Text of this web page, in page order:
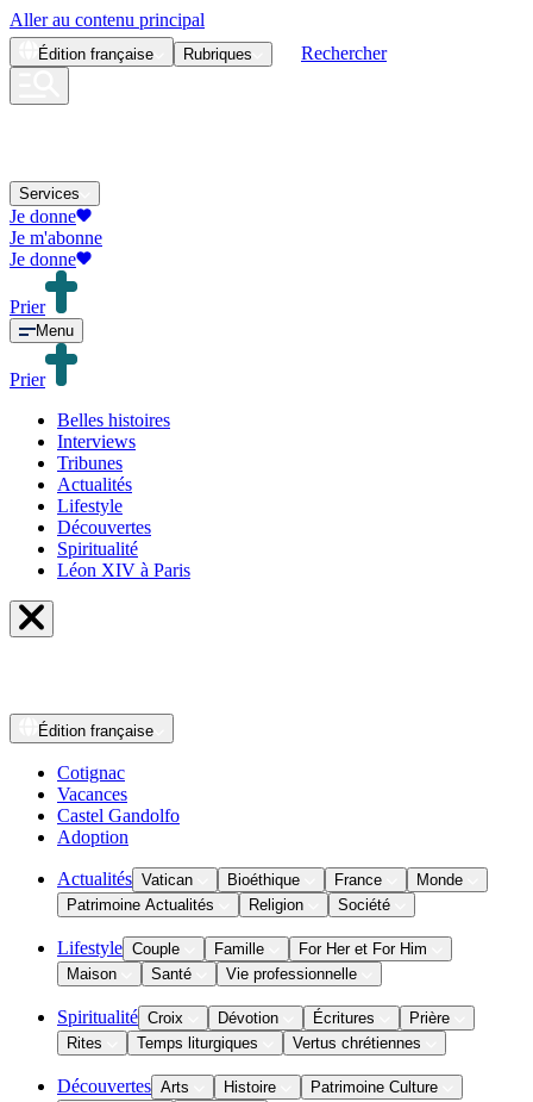
Aller au contenu principal
Édition française Rubriques Rechercher
Services
Je donne
Je m'abonne
Je donne
Prier
Menu
Prier
Belles histoires
Interviews
Tribunes
Actualités
Lifestyle
Découvertes
Spiritualité
Léon XIV à Paris
Édition française
Cotignac
Vacances
Castel Gandolfo
Adoption
Actualités Vatican Bioéthique France
Monde
Patrimoine Actualités
Religion Société
Lifestyle Couple Famille
For Her et For Him
Maison
Santé Vie professionnelle
Spiritualité Croix Dévotion Écritures
Prière
Rites
Temps liturgiques Vertus chrétiennes
Découvertes Arts Histoire
Patrimoine Culture